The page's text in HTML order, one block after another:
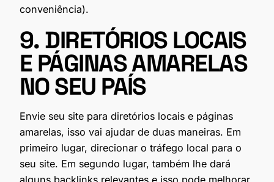
conveniência).
9. DIRETÓRIOS LOCAIS
E PÁGINAS AMARELAS
NO SEU PAÍS
Envie seu site para diretórios locais e páginas
amarelas, isso vai ajudar de duas maneiras. Em
primeiro lugar, direcionar o tráfego local para o
seu site. Em segundo lugar, também lhe dará